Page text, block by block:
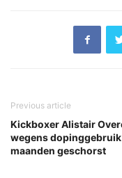
Previous article
Kickboxer Alistair
wegens dopinggebruik
maanden geschorst